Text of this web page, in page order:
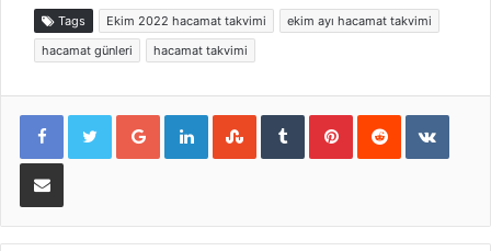
Tags Ekim 2022 hacamat takvimi
ekim ayı hacamat takvimi
hacamat günleri
hacamat takvimi
Google+LinkedInStumbleUpon
TumblrPinterestReddit
E-Posta ile paylaş